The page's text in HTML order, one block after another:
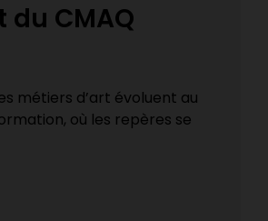
bien
2025-2026 !